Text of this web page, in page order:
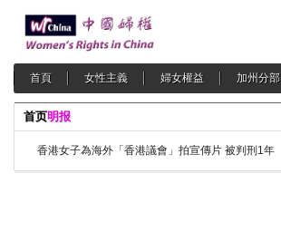
首頁 女性主義 婦女權益 加州分部
首页明报
香港女子為海外「香港議會」拍宣傳片 被判刑1年